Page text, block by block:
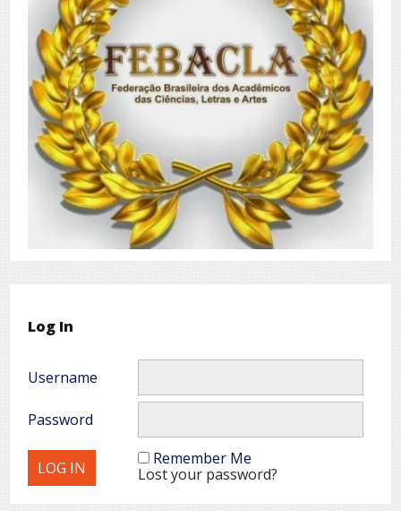
Log In
Username
Password
Remember Me
Lost your password?